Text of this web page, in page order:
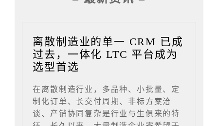
离散制造业的单一 CRM 已成
过去，一体化 LTC 平台成为
选型首选
在离散制造行业，多品种、小批量、定
制化订单、长交付周期、非标方案洽
谈、产销协同复杂是行业与生俱来的特